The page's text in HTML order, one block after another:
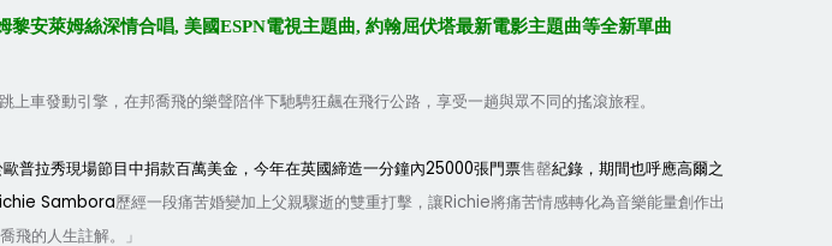
安萊姆絲深情合唱, 美國ESPN電視主題曲, 約翰屈伏塔最新電影主題曲等全新單曲
上車發動引擎，在邦喬飛的樂聲陪伴下馳騁狂飆在飛行公路，享受一趟與眾不同的搖滾旅程。
歐普拉秀現場節目中捐款百萬美金，今年在英國締造一分鐘內25000張門票售罄紀錄，期間也呼應高爾之
Sambora歷經一段痛苦婚變加上父親驟逝的雙重打擊，讓Richie將痛苦情感轉化為音樂能量創作出
飛的人生註解。」